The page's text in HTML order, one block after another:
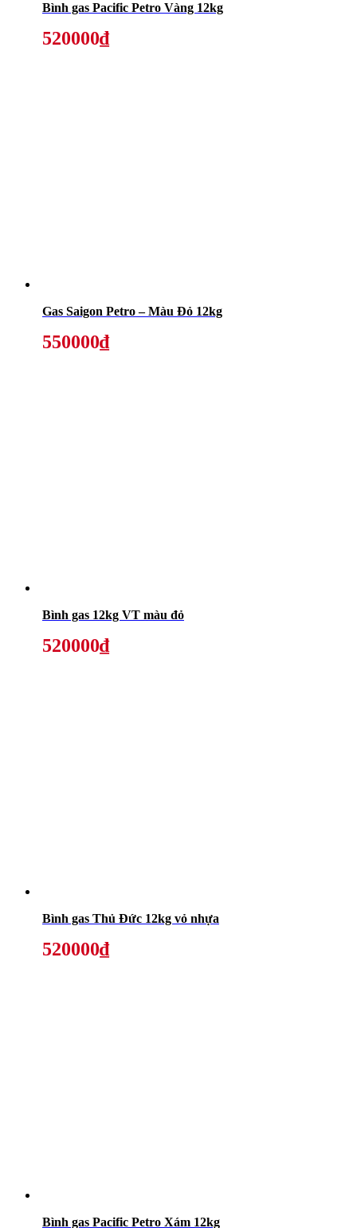
Bình gas Pacific Petro Vàng 12kg
520000₫
Gas Saigon Petro – Màu Đỏ 12kg
550000₫
Bình gas 12kg VT màu đỏ
520000₫
Bình gas Thủ Đức 12kg vỏ nhựa
520000₫
Bình gas Pacific Petro Xám 12kg